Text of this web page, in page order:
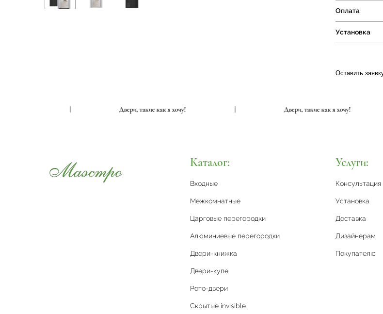
Оплата
Установка
Оставить
Двери, такие как я хочу! Двери, такие как я хочу!
Каталог:
Входные
Межкомнатные
Царговые перегородки
Алюминиевые перегородки
Двери-книжка
Двери-купе
Рото-двери
Скрытые invisible
Услуги:
Установка
Доставка
Дизайнерам
Покупателю